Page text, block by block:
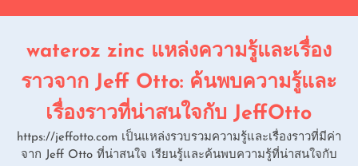
contentwateroz zinc แหล่งความรู้และเรื่อง
ราวจาก Jeff Otto: ค้นพบความรู้และ
เรื่องราวที่น่าสนใจกับ JeffOtto
https://jeffotto.com เป็นแหล่งรวบรวมความรู้และเรื่องราวที่มีค่า
จาก Jeff Otto ที่น่าสนใจ เรียนรู้และค้นพบความรู้ที่น่าสนใจกับ